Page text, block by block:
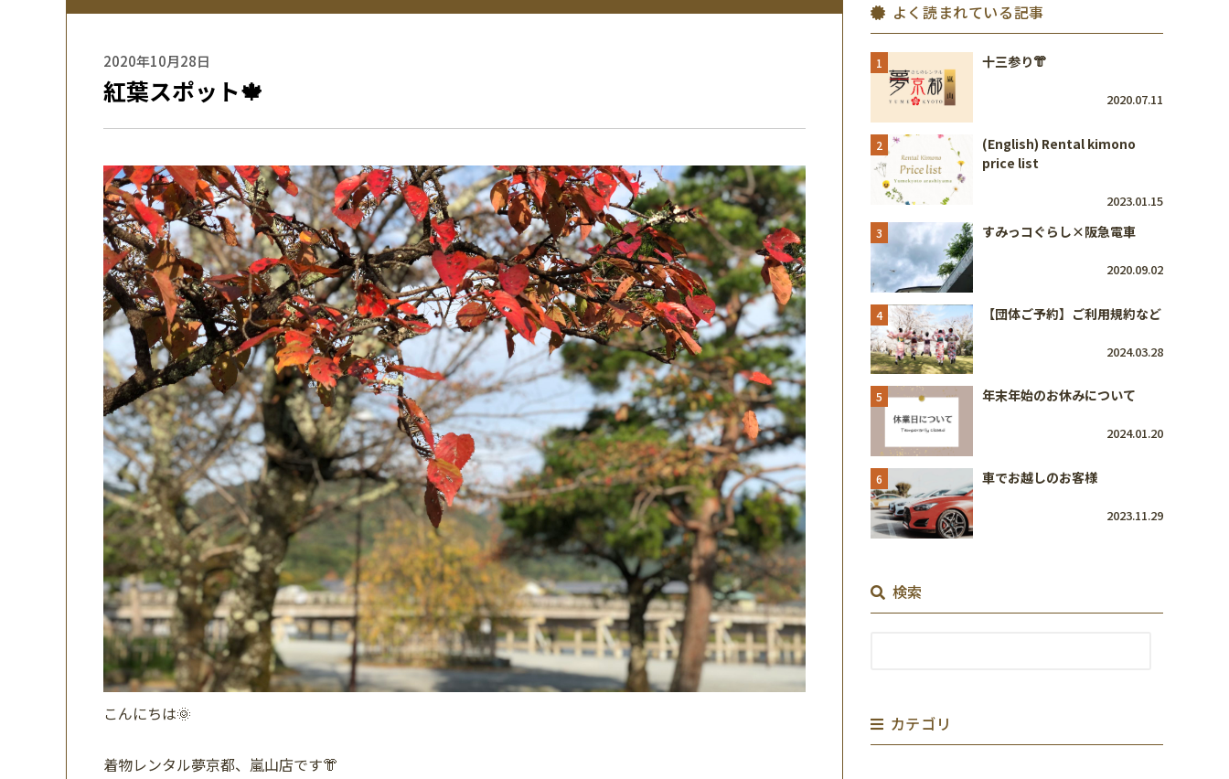
2020年10月28日
紅葉スポット🍁
こんにちは🌞
着物レンタル夢京都、嵐山店です👘
よく読まれている記事
1 十三参り👘
2020.07.11
2
(English) Rental kimono
price list
2023.01.15
3 すみっコぐらし×阪急電車
2020.09.02
4 【団体ご予約】ご利用規約など
2024.03.28
5 年末年始のお休みについて
2024.01.20
6 車でお越しのお客様
2023.11.29
検索
カテゴリ